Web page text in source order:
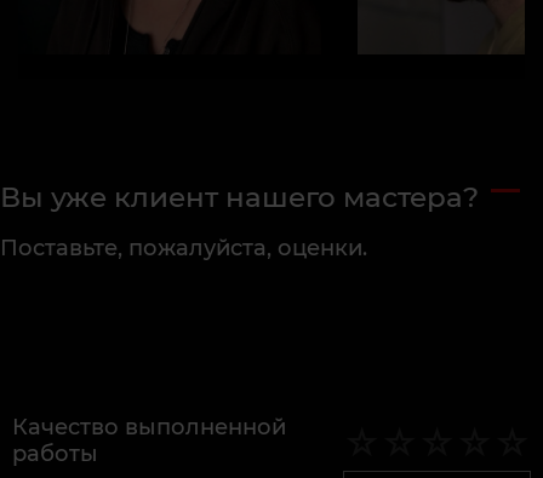
Вы уже клиент нашего мастера?
Поставьте, пожалуйста, оценки.
Качество выполненной
работы